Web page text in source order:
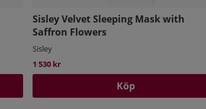
Sisley Velvet Sleeping Mask with
Saffron Flowers
Sisley
1 530 kr
Köp